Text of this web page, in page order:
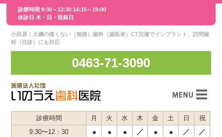
診療時間 9:30～12:30 14:15～19:00
休診日 木・日・祝祭日
小田原｜大磯の痛くない（無痛）歯科（歯医者）CT完備でインプラント、訪問歯
科（往診）にも対応
0463-71-3090
スタッフ紹介
医院紹介
診療時間 月 火 水 木 金 土 日
祝
9:30〜12：30
● ● ● ／ ● ● ／ ／